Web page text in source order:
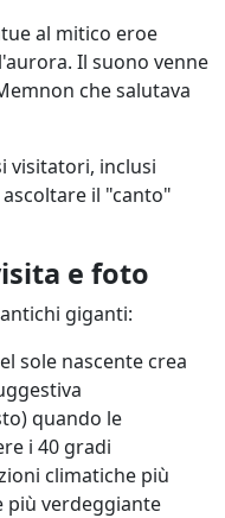
al mitico eroe
Il suono venne
che salutava
visitatori, inclusi
il "canto"
e foto
giganti:
sole nascente crea
quando le
i 40 gradi
climatiche più
più verdeggiante